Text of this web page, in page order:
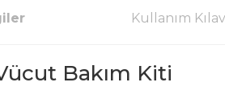
Kullanım
Bakım Kiti